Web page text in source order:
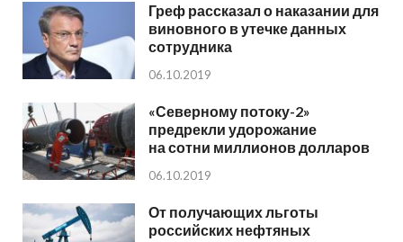
Греф рассказал о наказании для
виновного в утечке данных
сотрудника
06.10.2019
«Северному потоку-2»
предрекли удорожание
на сотни миллионов долларов
06.10.2019
От получающих льготы
российских нефтяных